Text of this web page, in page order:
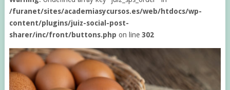
/furanet/sites/academiasycursos.es/web/htdocs/wp-
content/plugins/juiz-social-post-
sharer/inc/front/buttons.php on line 302